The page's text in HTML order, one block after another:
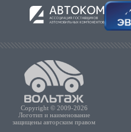
Copyright © 2009-2026
Логотип и наименование
защищены авторским правом